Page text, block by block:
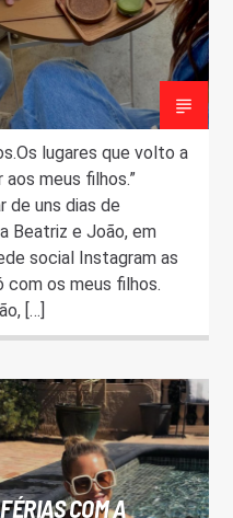
lugares que volto a
meus filhos.”
de uns dias de
Beatriz e João, em
social Instagram as
com os meus filhos.
[…]
COM A